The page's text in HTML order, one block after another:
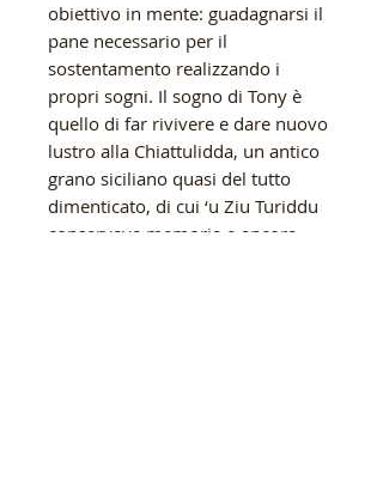
obiettivo in mente: guadagnarsi il
pane necessario per il
sostentamento realizzando i
propri sogni. Il sogno di Tony è
quello di far rivivere e dare nuovo
lustro alla Chiattulidda, un antico
grano siciliano quasi del tutto
dimenticato, di cui ‘u Ziu Turiddu
conservava memoria e ancora